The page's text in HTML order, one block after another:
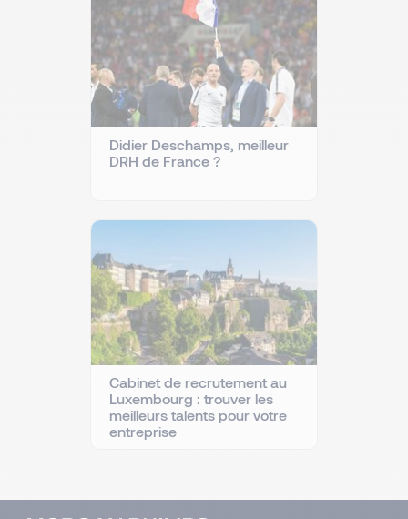
Didier Deschamps, meilleur
DRH de France ?
Cabinet de recrutement au
Luxembourg : trouver les
meilleurs talents pour votre
entreprise